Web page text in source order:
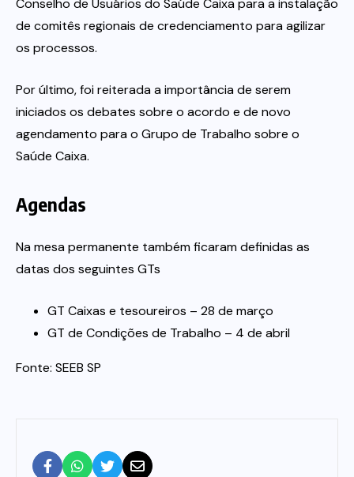
Conselho de Usuários do Saúde Caixa para a instalação
de comitês regionais de credenciamento para agilizar
os processos.
Por último, foi reiterada a importância de serem
iniciados os debates sobre o acordo e de novo
agendamento para o Grupo de Trabalho sobre o
Saúde Caixa.
Agendas
Na mesa permanente também ficaram definidas as
datas dos seguintes GTs
GT Caixas e tesoureiros – 28 de março
GT de Condições de Trabalho – 4 de abril
Fonte: SEEB SP